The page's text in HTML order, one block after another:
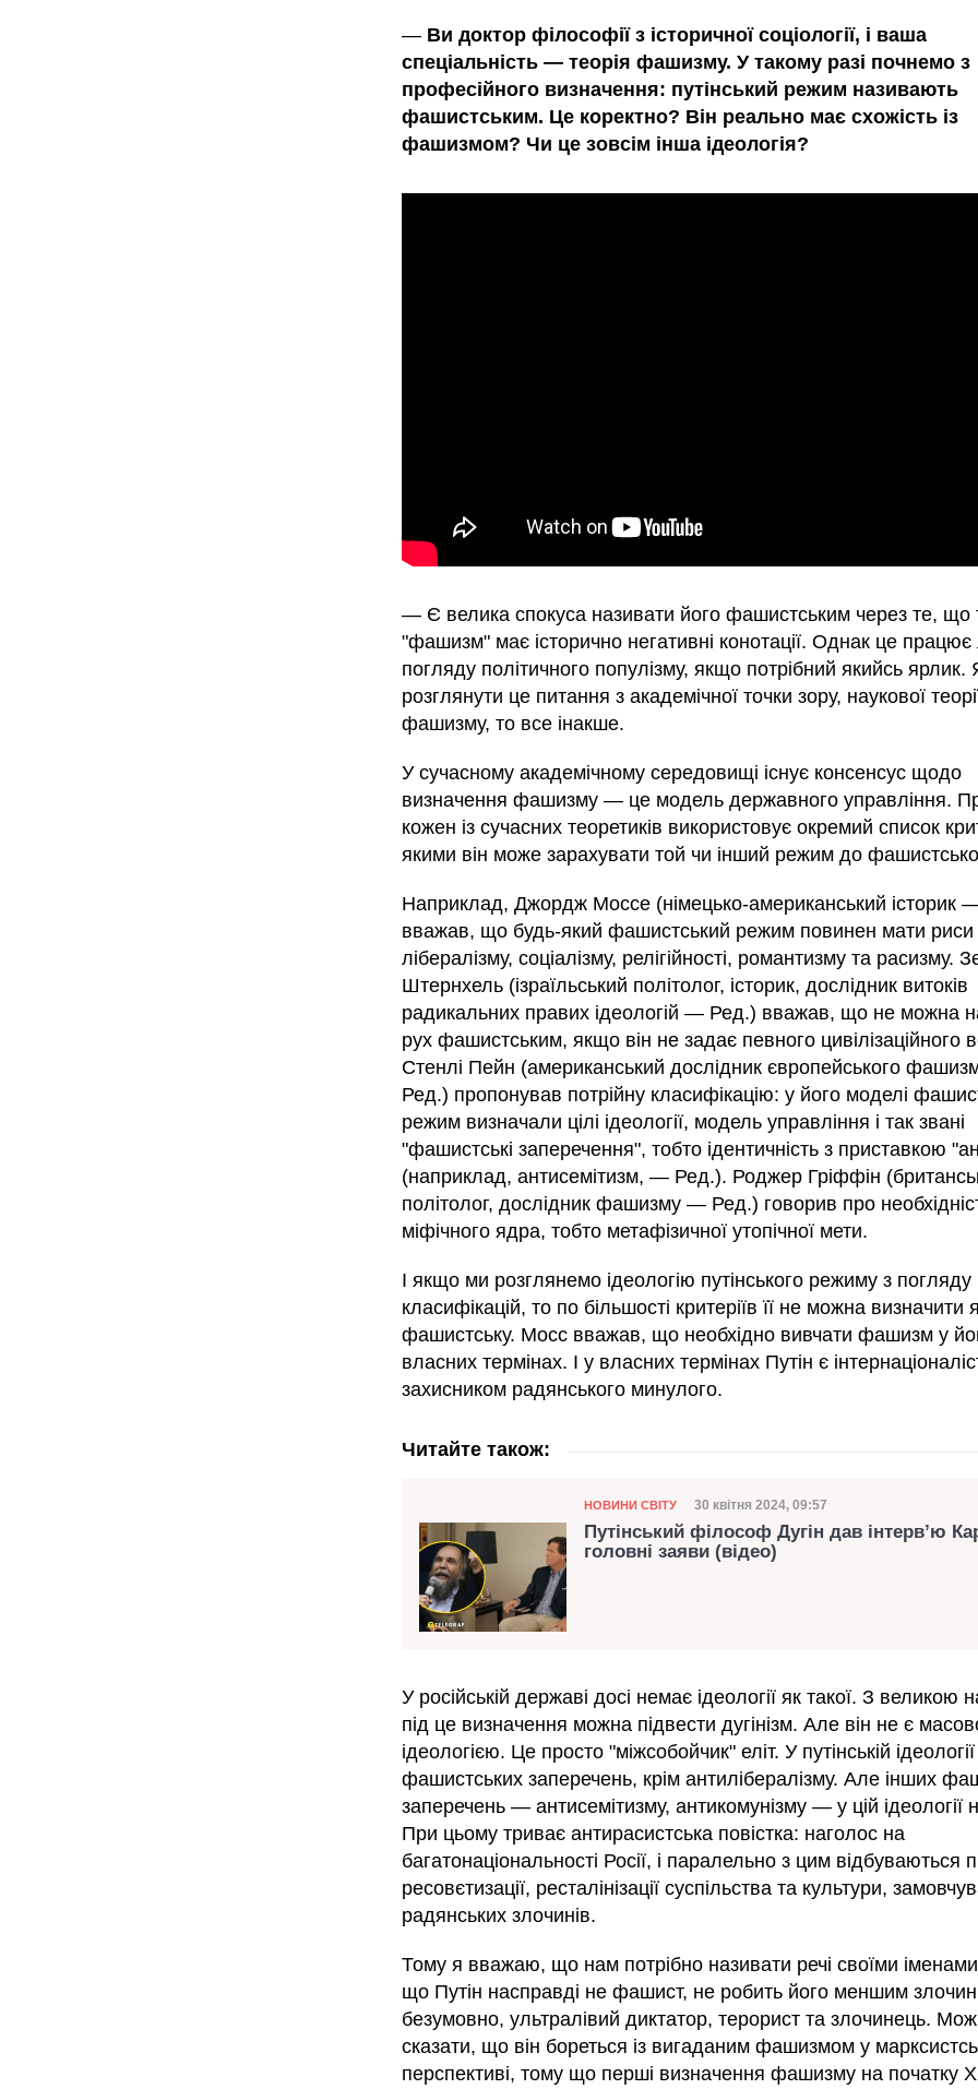
— Ви доктор філософії з історичної соціології, і ваша
спеціальність — теорія фашизму. У такому разі почнемо з
професійного визначення: путінський режим називають
фашистським. Це коректно? Він реально має схожість із
фашизмом? Чи це зовсім інша ідеологія?
— Є велика спокуса називати його фашистським через те, що
"фашизм" має історично негативні конотації. Однак це
погляду політичного популізму, якщо потрібний якийсь
розглянути це питання з академічної точки зору, наукової
фашизму, то все інакше.
У сучасному академічному середовищі існує консенсус щодо
визначення фашизму — це модель державного управління.
кожен із сучасних теоретиків використовує окремий список
якими він може зарахувати той чи інший режим до
Наприклад, Джордж Моссе (німецько-американський історик
вважав, що будь-який фашистський режим повинен мати риси
лібералізму, соціалізму, релігійності, романтизму та расизму.
Штернхель (ізраїльський політолог, історик, дослідник витоків
радикальних правих ідеологій — Ред.) вважав, що не можна
рух фашистським, якщо він не задає певного цивілізаційного
Стенлі Пейн (американський дослідник європейського
Ред.) пропонував потрійну класифікацію: у його моделі
режим визначали цілі ідеології, модель управління і так звані
"фашистські заперечення", тобто ідентичність з приставкою
(наприклад, антисемітизм, — Ред.). Роджер Гріффін
політолог, дослідник фашизму — Ред.) говорив про
міфічного ядра, тобто метафізичної утопічної мети.
І якщо ми розглянемо ідеологію путінського режиму з погляду
класифікацій, то по більшості критеріїв її не можна визначити
фашистську. Мосс вважав, що необхідно вивчати фашизм у
власних термінах. І у власних термінах Путін є
захисником радянського минулого.
Читайте також:
Категорія
НОВИНИ СВІТУ Дата публікації
30 квітня 2024, 09:57
Путінський філософ Дугін дав інтерв’ю
головні заяви (відео)
У російській державі досі немає ідеології як такої. З великою
під це визначення можна підвести дугінізм. Але він не є
ідеологією. Це просто "міжсобойчик" еліт. У путінській
фашистських заперечень, крім антилібералізму. Але інших
заперечень — антисемітизму, антикомунізму — у цій ідеології
При цьому триває антирасистська повістка: наголос на
багатонаціональності Росії, і паралельно з цим відбуваються
ресовєтизації, ресталінізації суспільства та культури,
радянських злочинів.
Тому я вважаю, що нам потрібно називати речі своїми
що Путін насправді не фашист, не робить його меншим
безумовно, ультралівий диктатор, терорист та злочинець.
сказати, що він бореться із вигаданим фашизмом у
перспективі, тому що перші визначення фашизму на початку